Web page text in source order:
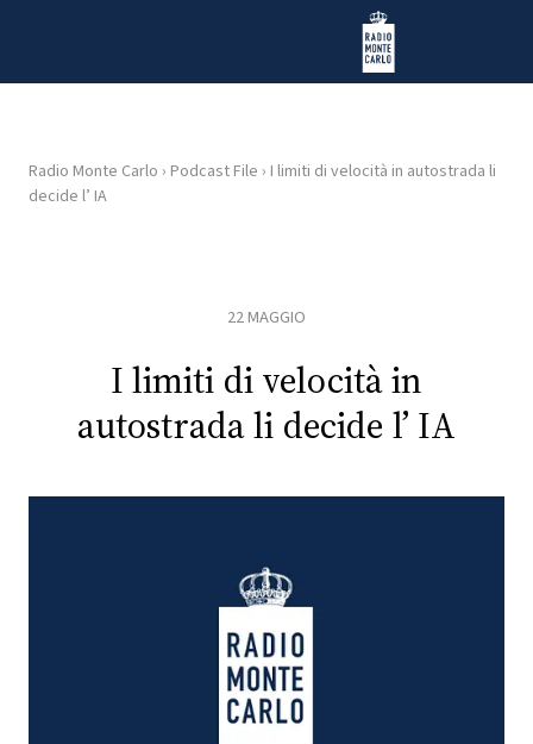
Radio Monte Carlo
HOME
PLAYLIST
Radio Monte Carlo › Podcast File › I limiti di velocità in autostrada li
decide l’ IA
22 MAGGIO
I limiti di velocità in
autostrada li decide l’ IA